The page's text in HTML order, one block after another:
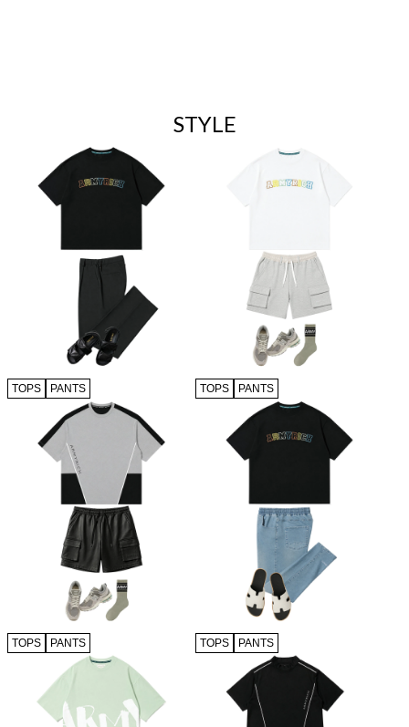
STYLE
TOPS PANTS TOPS PANTS
TOPS PANTS TOPS PANTS